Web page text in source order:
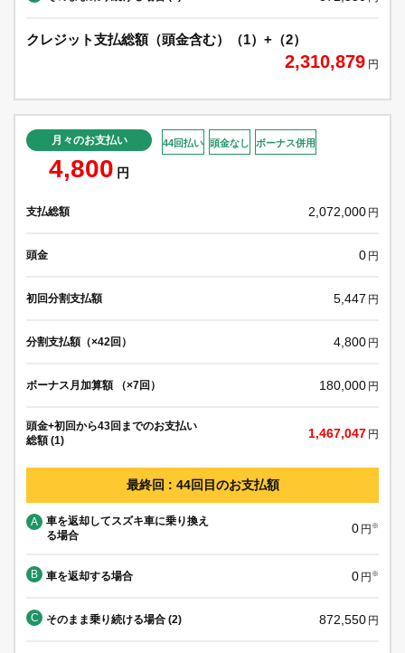
クレジット支払総額（頭金含む）（1）+（2）
2,310,879 円
月々のお支払い
4,800 円
44回払い 頭金なし ボーナス併用
支払総額 2,072,000 円
頭金 0 円
初回分割支払額 5,447 円
分割支払額（×42回） 4,800 円
ボーナス月加算額 （×7回） 180,000 円
頭金+初回から43回までのお支払い
総額 (1)
1,467,047 円
最終回 : 44回目のお支払額
A
車を返却してスズキ車に乗り換え
る場合
0 円 ※
B 車を返却する場合 0 円 ※
C そのまま乗り続ける場合 (2) 872,550 円